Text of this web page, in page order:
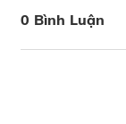
0 Bình Luận